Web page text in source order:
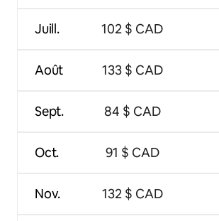
Juill.
Août
Sept.
Oct.
Nov.
102 $ CAD
133 $ CAD
84 $ CAD
91 $ CAD
132 $ CAD